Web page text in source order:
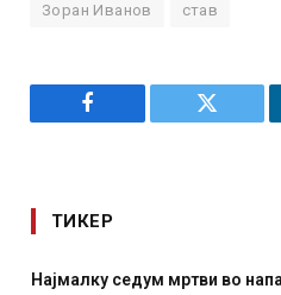
Зоран Иванов став
Facebook Twitter
ТИКЕР
Најмалку седум мртви во